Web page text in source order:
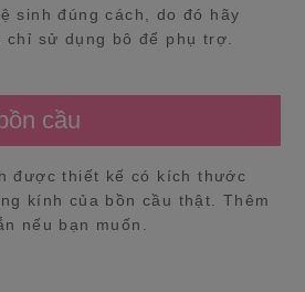
sinh đúng cách, do đó hãy
chỉ sử dụng bô để phụ trợ.
cầu
được thiết kế có kích thước
kính của bồn cầu thật. Thêm
nếu bạn muốn.